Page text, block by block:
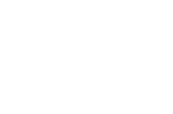
1 1 1 1 1 1
1];